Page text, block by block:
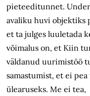
pieteeditunnet.
avaliku huvi objektiks
et ta julges luuletada
võimalus on, et Kiin
väldanud uurimistöö
samastumist, et ei
ülearuseks. Me ei tea,